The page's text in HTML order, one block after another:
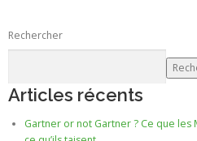
Rechercher
Articles récents
Gartner or not Gartner ? Ce que